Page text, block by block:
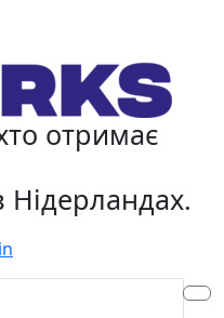
отримає
Нідерландах.